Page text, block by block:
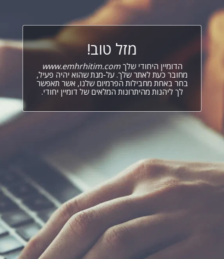
מזל טוב!
הדומיין היחודי שלךwww.emhrhitim.com
מחובר כעת לאתר שלך. על-מנת שהוא יהיה פעיל,
בחר באחת מחבילות הפרמיום שלנו, אשר תאפשר
לך ליהנות מהיתרונות המלאים של דומיין יחודי.